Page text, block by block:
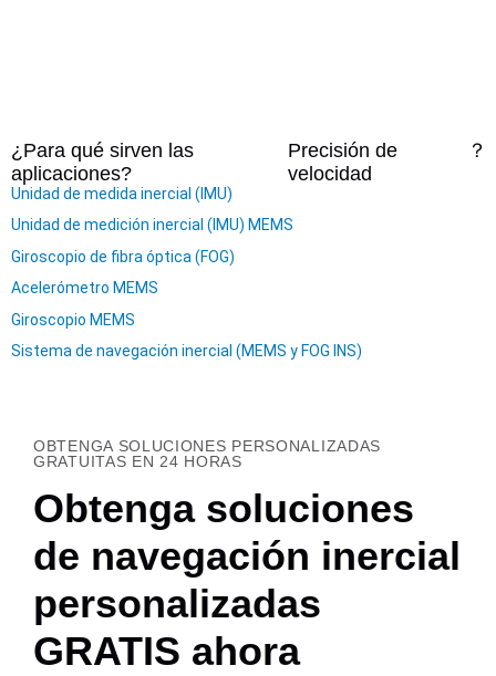
¿Para qué sirven las
aplicaciones?
Precisión de
velocidad
？
Unidad de medida inercial (IMU)
Unidad de medición inercial (IMU) MEMS
Giroscopio de fibra óptica (FOG)
Acelerómetro MEMS
Giroscopio MEMS
Sistema de navegación inercial (MEMS y FOG INS)
OBTENGA SOLUCIONES PERSONALIZADAS
GRATUITAS EN 24 HORAS
Obtenga soluciones
de navegación inercial
personalizadas
GRATIS ahora